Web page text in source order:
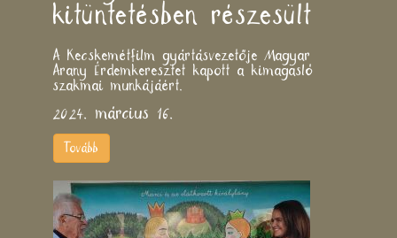
kitüntetésben részesült
A Kecskemétfilm gyártásvezetője Magyar
Arany Érdemkeresztet kapott a kimagasló
szakmai munkájáért.
2024. március 16.
Tovább